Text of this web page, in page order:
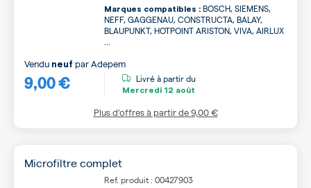
Marques compatibles : BOSCH, SIEMENS,
NEFF, GAGGENAU, CONSTRUCTA, BALAY,
BLAUPUNKT, HOTPOINT ARISTON, VIVA, AIRLUX
9,00 €
Vendu neuf parAdepem
Livré à partir du
Mercredi 12 août
Plus d’offres à partir de9,00 €
Microfiltre complet
Ref. produit : 00427903